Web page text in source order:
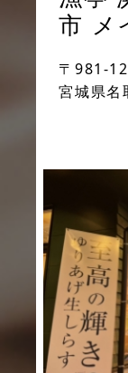
市 メ
〒981-
宮城県名